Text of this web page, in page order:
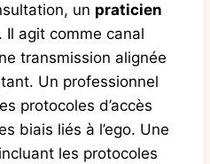
un praticien
. Il agit comme canal
transmission alignée
Un professionnel
protocoles d’accès
biais liés à l’ego. Une
les protocoles